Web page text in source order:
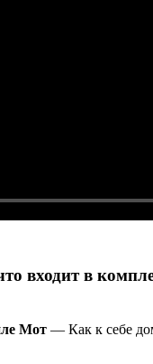
входит в
Мот — Как к себе